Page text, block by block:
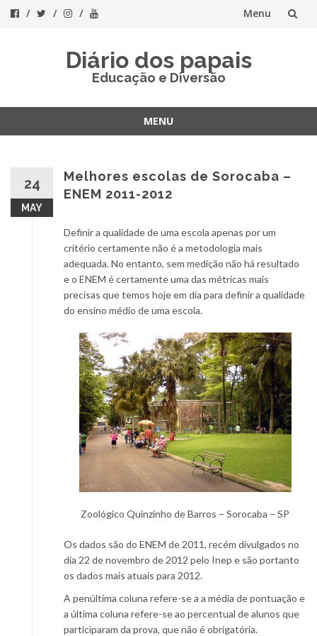
Menu
Diário dos papais
Educação e Diversão
MENU
24
MAY
Melhores escolas de Sorocaba –
ENEM 2011-2012
Definir a qualidade de uma escola apenas por um
critério certamente não é a metodologia mais
adequada. No entanto, sem medição não há resultado
e o ENEM é certamente uma das métricas mais
precisas que temos hoje em dia para definir a qualidade
do ensino médio de uma escola.
Zoológico Quinzinho de Barros – Sorocaba – SP
Os dados são do ENEM de 2011, recém divulgados no
dia 22 de novembro de 2012 pelo Inep e são portanto
os dados mais atuais para 2012.
A penúltima coluna refere-se a a média de pontuação e
a última coluna refere-se ao percentual de alunos que
participaram da prova, que não é obrigatória.